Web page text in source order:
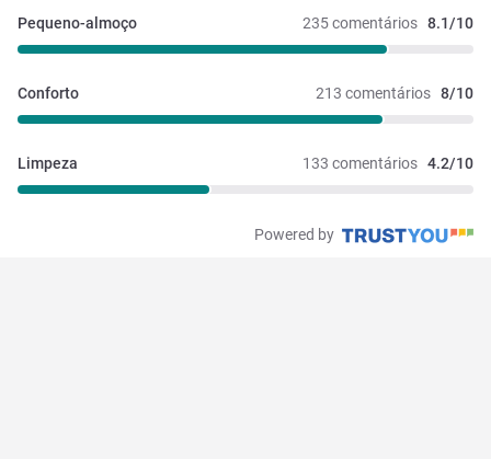
235 comentários 8.1/10
Pequeno-almoço
213 comentários 8/10
Conforto
133 comentários 4.2/10
Limpeza
Powered by